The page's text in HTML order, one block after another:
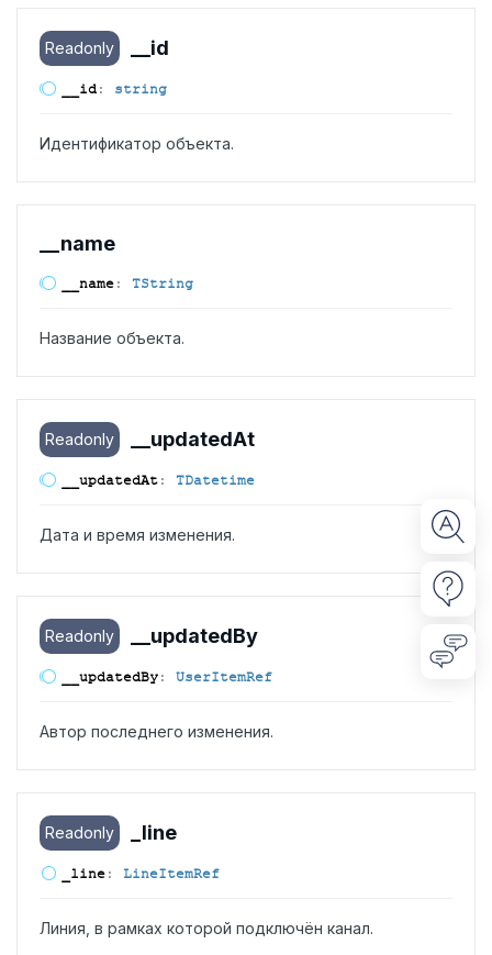
Readonly __id
__id: string
Идентификатор объекта.
__name
__name: TString
Название объекта.
Readonly __updatedAt
__updatedAt: TDatetime
Дата и время изменения.
Readonly __updatedBy
__updatedBy: UserItemRef
Автор последнего изменения.
Readonly _line
_line: LineItemRef
Линия, в рамках которой подключён канал.